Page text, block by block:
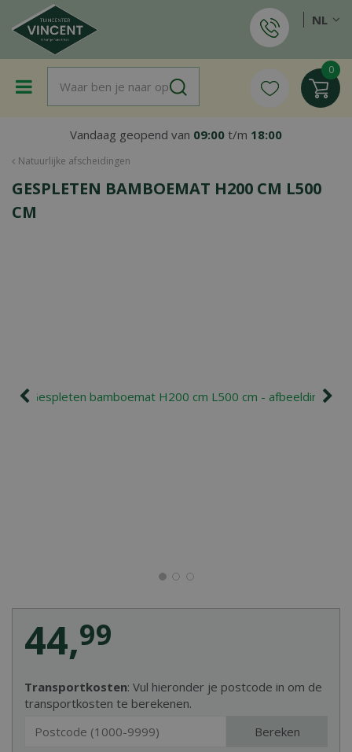
a
Natuurlijke afscheidingen
Vandaag geopend van 09:00 t/m 18:00
NL
GESPLETEN BAMBOEMAT H200 CM L500
CM
Transportkosten: Vul hieronder je postcode in om de
transportkosten te berekenen.
Bereken
44,99